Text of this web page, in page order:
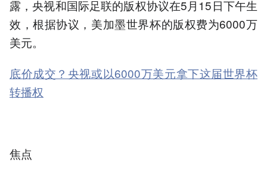
露，央视和国际足联的版权协议在5月15日下午生
效，根据协议，美加墨世界杯的版权费为6000万
美元。
底价成交？央视或以6000万美元拿下这届世界杯
转播权
焦点